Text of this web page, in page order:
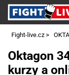
Fight-live.cz >
Oktagon
kurzy a